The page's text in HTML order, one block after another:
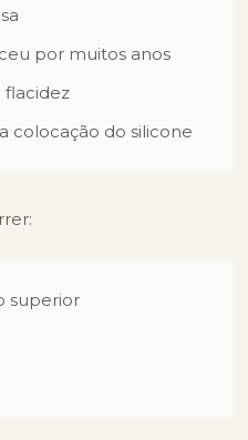
por muitos anos
flacidez
colocação do silicone
superior